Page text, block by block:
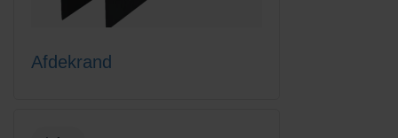
Afdekrand